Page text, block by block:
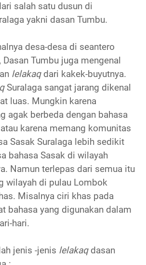
salah satu dusun di
yakni dasan Tumbu.
desa-desa di seantero
Tumbu juga mengenal
lelakaq dari kakek-buyutnya.
Suralaga sangat jarang dikenal
luas. Mungkin karena
agak berbeda dengan bahasa
karena memang komunitas
Sasak Suralaga lebih sedikit
bahasa Sasak di wilayah
Namun terlepas dari semua itu
wilayah di pulau Lombok
Misalnya ciri khas pada
bahasa yang digunakan dalam
hari.
jenis -jenis lelakaq dasan